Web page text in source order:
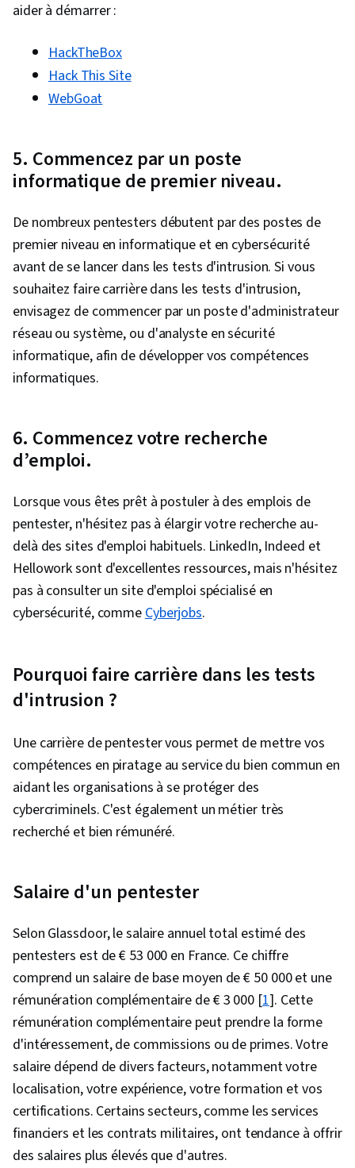
aider à démarrer :
HackTheBox
Hack This Site
WebGoat
5. Commencez par un poste
informatique de premier niveau.
De nombreux pentesters débutent par des postes de
premier niveau en informatique et en cybersécurité
avant de se lancer dans les tests d'intrusion. Si vous
souhaitez faire carrière dans les tests d'intrusion,
envisagez de commencer par un poste d'administrateur
réseau ou système, ou d'analyste en sécurité
informatique, afin de développer vos compétences
informatiques.
6. Commencez votre recherche
d’emploi.
Lorsque vous êtes prêt à postuler à des emplois de
pentester, n'hésitez pas à élargir votre recherche au-
delà des sites d'emploi habituels. LinkedIn, Indeed et
Hellowork sont d'excellentes ressources, mais n'hésitez
pas à consulter un site d'emploi spécialisé en
cybersécurité, commeCyberjobs.
Pourquoi faire carrière dans les tests
d'intrusion ?
Une carrière de pentester vous permet de mettre vos
compétences en piratage au service du bien commun en
aidant les organisations à se protéger des
cybercriminels. C'est également un métier très
recherché et bien rémunéré.
Salaire d'un pentester
Selon Glassdoor, le salaire annuel total estimé des
pentesters est de € 53 000 en France. Ce chiffre
comprend un salaire de base moyen de € 50 000 et une
rémunération complémentaire de € 3 000 [1]. Cette
rémunération complémentaire peut prendre la forme
d'intéressement, de commissions ou de primes. Votre
salaire dépend de divers facteurs, notamment votre
localisation, votre expérience, votre formation et vos
certifications. Certains secteurs, comme les services
financiers et les contrats militaires, ont tendance à offrir
des salaires plus élevés que d'autres.